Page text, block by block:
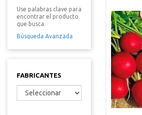
Use palabras clave para
encontrar el producto
que busca.
Búsqueda Avanzada
FABRICANTES